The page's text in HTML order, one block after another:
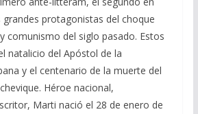
m p
p
ti
r
protagonistas del choque
comunismo del siglo pasado. Estos
natalicio del Apóstol de la
y el centenario de la muerte del
Héroe nacional,
Marti nació el 28 de enero de